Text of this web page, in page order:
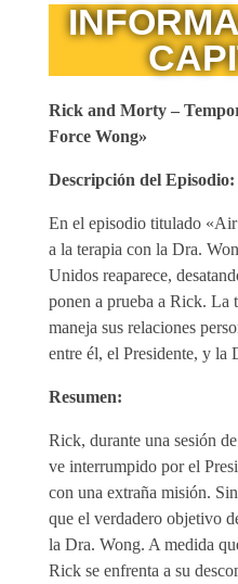
Rick and Morty –
Force Wong»
Descripción del Episodio:
En el episodio titulado
a la terapia con la Dra.
Unidos reaparece,
ponen a prueba a Rick. La
maneja sus relaciones
entre él, el Presidente, y la
Resumen:
Rick, durante una sesión
ve interrumpido por el
con una extraña misión.
que el verdadero objetivo
la Dra. Wong. A medida
Rick se enfrenta a su